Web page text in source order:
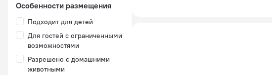
Особенности размещения
Подходит для детей
Для гостей с ограниченными
возможностями
Разрешено с домашними
животными